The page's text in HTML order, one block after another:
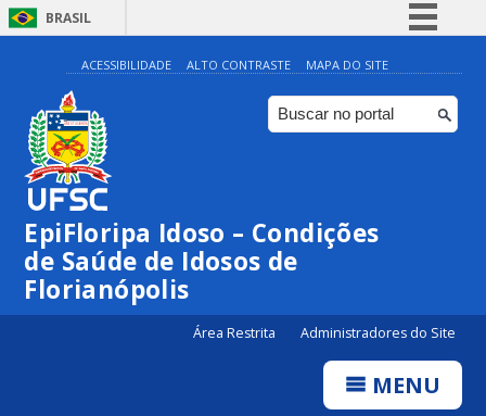
BRASIL
Simplifique!
Comunica BR
Participe
Canais
ACESSIBILIDADE ALTO CONTRASTE MAPA DO SITE
EpiFloripa Idoso – Condições
de Saúde de Idosos de
Florianópolis
Área Restrita Administradores do Site
MENU